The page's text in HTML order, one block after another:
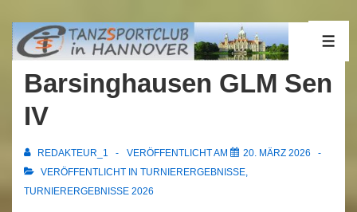
Zum
Inhalt01.03.2026
Barsinghausen GLM Sen
IV
REDAKTEUR_1 VERÖFFENTLICHT AM
20. MÄRZ 2026
VERÖFFENTLICHT IN TURNIERERGEBNISSE,
TURNIERERGEBNISSE 2026